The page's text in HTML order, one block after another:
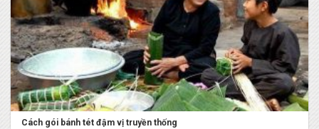
Cách gói bánh tét đậm vị truyền thống